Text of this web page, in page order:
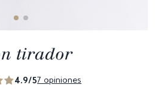
tirador
4.9/57 opiniones